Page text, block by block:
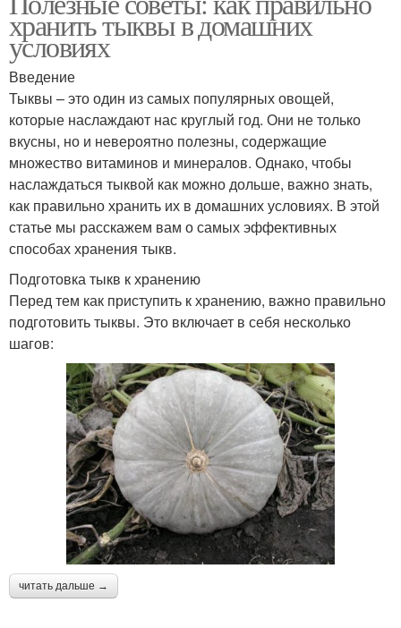
хранить тыквы в домашних
условиях
Введение
Тыквы – это один из самых популярных овощей,
которые наслаждают нас круглый год. Они не только
вкусны, но и невероятно полезны, содержащие
множество витаминов и минералов. Однако, чтобы
наслаждаться тыквой как можно дольше, важно знать,
как правильно хранить их в домашних условиях. В этой
статье мы расскажем вам о самых эффективных
способах хранения тыкв.
Подготовка тыкв к хранению
Перед тем как приступить к хранению, важно правильно
подготовить тыквы. Это включает в себя несколько
шагов:
читать дальше →